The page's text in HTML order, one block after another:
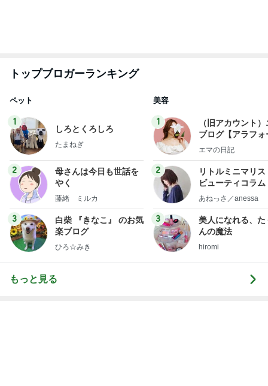
トップブロガーランキング
ペット
1
しろとくろしろ
たまねぎ
2
母さんは今日も世話を
やく
藤緒 ミルカ
3
白柴 『きなこ』 のお気
楽ブログ
ひろ☆みき
美容
1
（旧アカウント
ブログ【アラフォ
社売却セカンドラ
エマの日記
2
リトルミニマリス
ビューティコラ
little
あねっさ／anessa
3
美人になれる、た
んの魔法
hiromi
もっと見る